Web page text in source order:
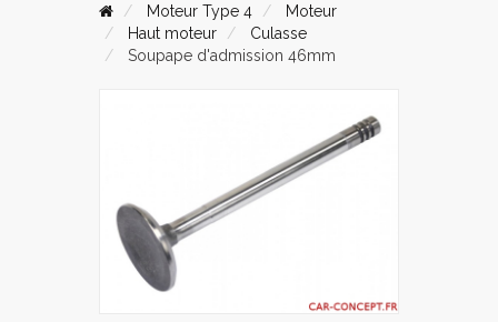
Moteur Type 4
Moteur
Haut moteur
Culasse
Soupape d'admission 46mm